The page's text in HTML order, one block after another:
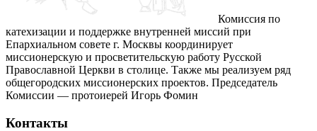
Комиссия по
катехизации и поддержке внутренней миссий при
Епархиальном совете г. Москвы координирует
миссионерскую и просветительскую работу Русской
Православной Церкви в столице. Также мы реализуем ряд
общегородских миссионерских проектов. Председатель
Комиссии — протоиерей Игорь Фомин
Контакты